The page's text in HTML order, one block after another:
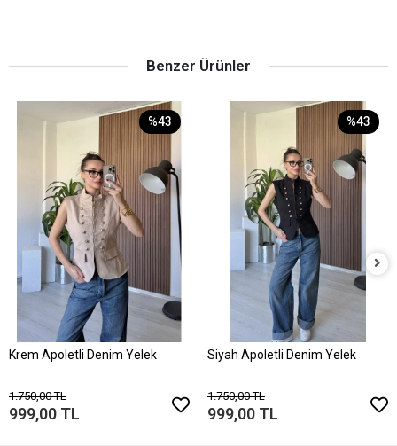
Benzer Ürünler
%43
Krem Apoletli Denim Yelek
1.750,00 TL
999,00 TL
%43
Siyah Apoletli Denim Yelek
1.750,00 TL
999,00 TL